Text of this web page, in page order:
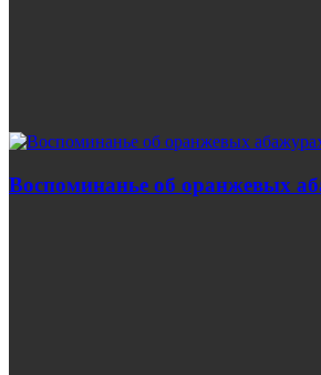
Воспоминанье об оранжевых